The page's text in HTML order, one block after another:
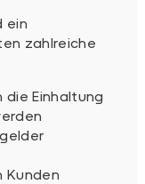
ein
zahlreiche
die Einhaltung
Kunden